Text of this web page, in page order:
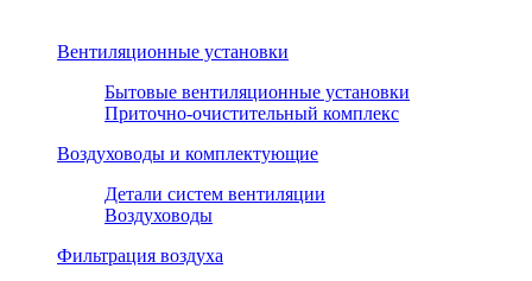
Вентиляционные установки
Бытовые вентиляционные установки
Приточно-очистительный комплекс
Воздуховоды и комплектующие
Детали систем вентиляции
Воздуховоды
Фильтрация воздуха